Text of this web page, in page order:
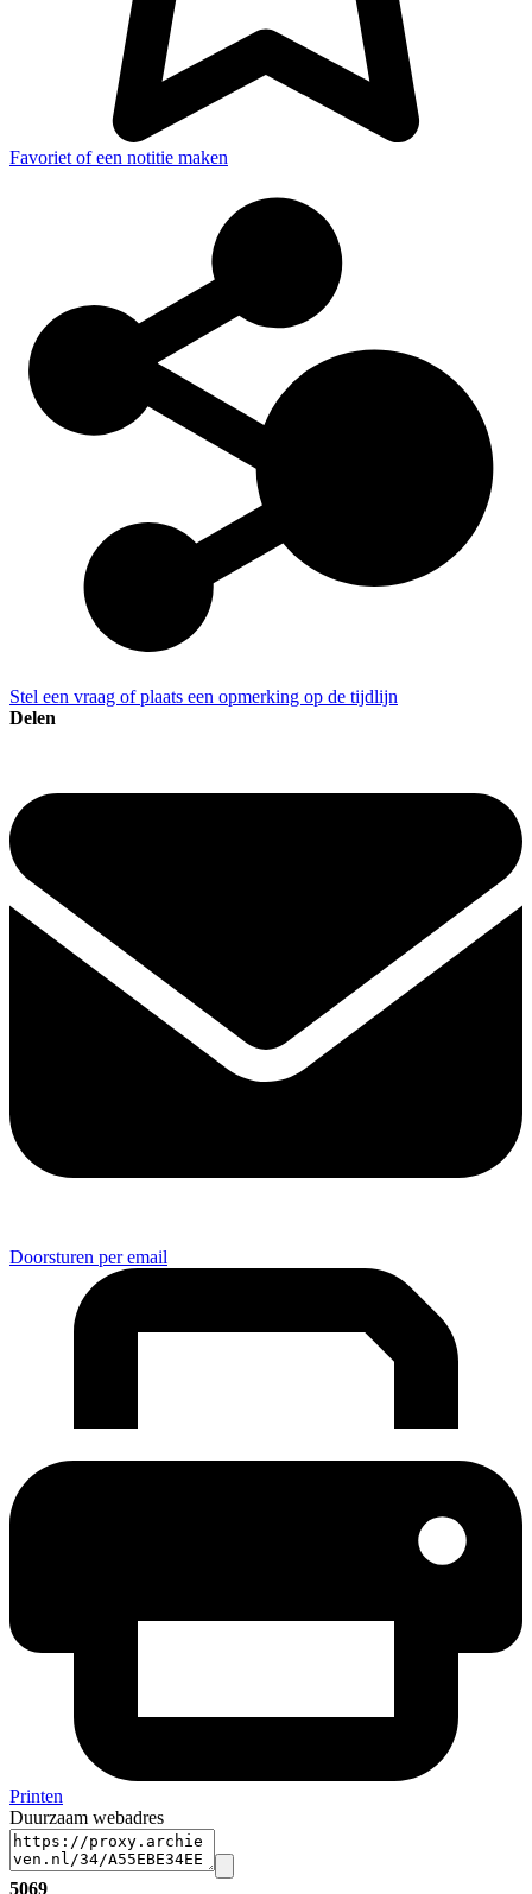
Favoriet of een notitie maken
Stel een vraag of plaats een opmerking op de tijdlijn
Delen
Doorsturen per email
Printen
Duurzaam webadres
5069